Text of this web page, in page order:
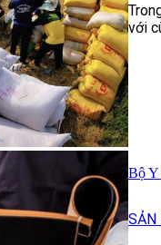
với
Bộ Y
SẢN